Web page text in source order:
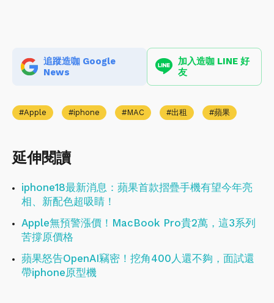
追蹤造咖 Google
News
加入造咖 LINE 好
友
Apple iphone MAC 出租 蘋果
延伸閱讀
iphone18最新消息：蘋果首款摺疊手機有望今年亮
相、新配色超吸睛！
Apple無預警漲價！MacBook Pro貴2萬，這3系列
苦撐原價格
蘋果怒告OpenAI竊密！挖角400人還不夠，面試還
帶iphone原型機